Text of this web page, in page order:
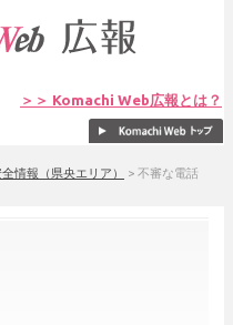
＞＞ Komachi Web広報とは？
情報（県央エリア） > 不審な電話